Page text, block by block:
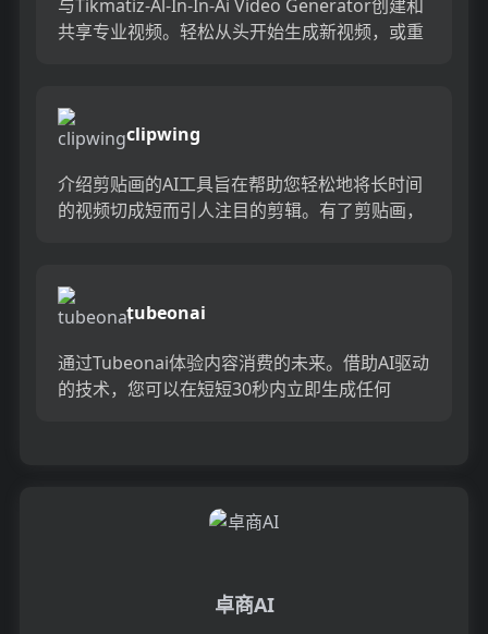
与Tikmatiz-Al-In-In-Ai Video Generator创建和
共享专业视频。轻松从头开始生成新视频，或重
clipwing
介绍剪贴画的AI工具旨在帮助您轻松地将长时间
的视频切成短而引人注目的剪辑。有了剪贴画，
tubeonai
通过Tubeonai体验内容消费的未来。借助AI驱动
的技术，您可以在短短30秒内立即生成任何
卓商AI